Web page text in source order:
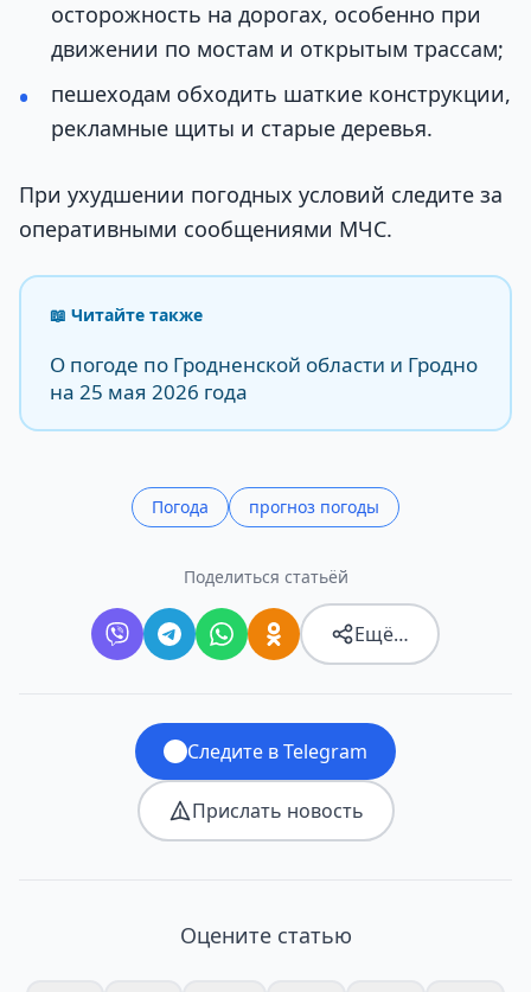
осторожность на дорогах, особенно при
движении по мостам и открытым трассам;
пешеходам обходить шаткие конструкции,
рекламные щиты и старые деревья.
При ухудшении погодных условий следите за
оперативными сообщениями МЧС.
📖 Читайте также
О погоде по Гродненской области и Гродно
на 25 мая 2026 года
Погода прогноз погоды
Поделиться статьёй
Ещё…
Следите в Telegram
Прислать новость
Оцените статью